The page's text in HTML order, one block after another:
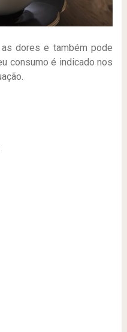
dores e também pode
consumo é indicado nos